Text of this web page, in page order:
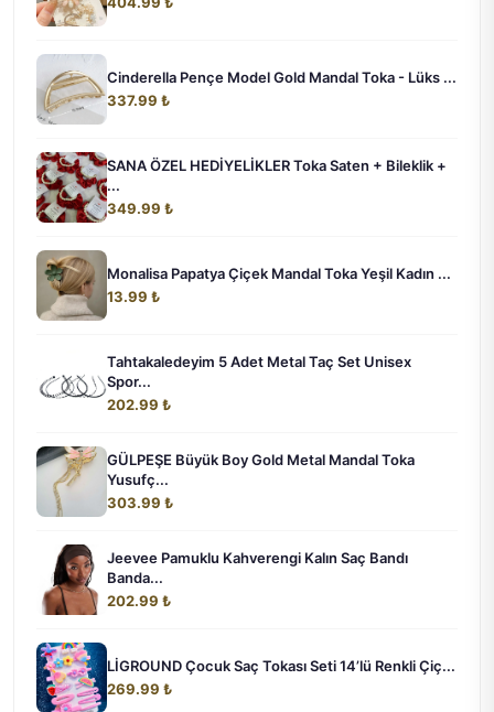
Cinderella Pençe Model Gold Mandal Toka - Lüks ...
337.99 ₺
SANA ÖZEL HEDİYELİKLER Toka Saten + Bileklik +
...
349.99 ₺
Monalisa Papatya Çiçek Mandal Toka Yeşil Kadın ...
13.99 ₺
Tahtakaledeyim 5 Adet Metal Taç Set Unisex
Spor...
202.99 ₺
GÜLPEŞE Büyük Boy Gold Metal Mandal Toka
Yusufç...
303.99 ₺
Jeevee Pamuklu Kahverengi Kalın Saç Bandı
Banda...
202.99 ₺
LİGROUND Çocuk Saç Tokası Seti 14’lü Renkli Çiç...
269.99 ₺